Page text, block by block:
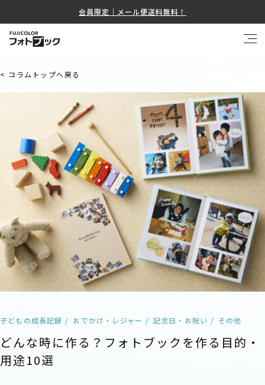
会員限定｜メール便送料無料！
< コラムトップへ戻る
子どもの成長記録 おでかけ・レジャー 記念日・お祝い その他
どんな時に作る？フォトブックを作る目的・
用途10選